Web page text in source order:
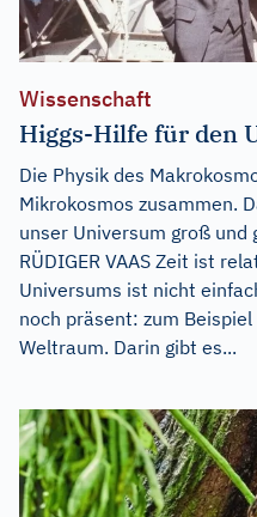
Wissenschaft
Higgs-Hilfe für den
Die Physik des
Mikrokosmos zusammen.
unser Universum groß und
RÜDIGER VAAS Zeit ist
Universums ist nicht
noch präsent: zum
Weltraum. Darin gibt es...